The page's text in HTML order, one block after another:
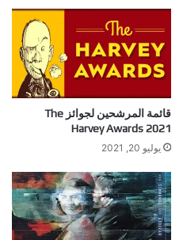
قائمة المرشحين لجوائز The
Harvey Awards 2021
يوليو 20, 2021